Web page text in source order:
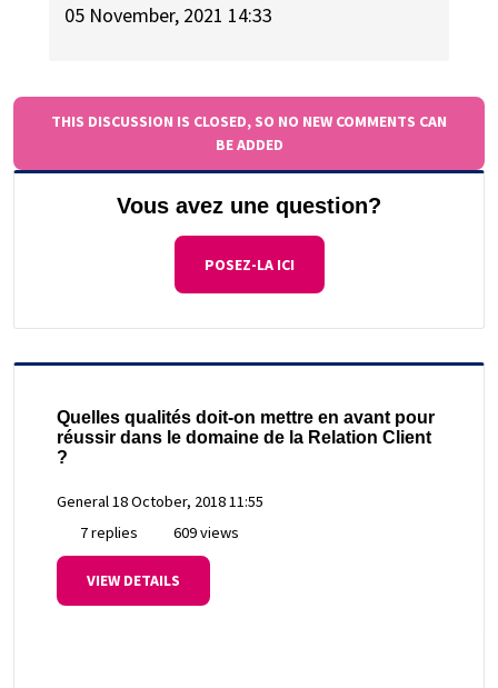
05 November, 2021 14:33
THIS DISCUSSION IS CLOSED, SO NO NEW COMMENTS CAN
BE ADDED
Vous avez une question?
POSEZ-LA ICI
Quelles qualités doit-on mettre en avant pour
réussir dans le domaine de la Relation Client
?
General 18 October, 2018 11:55
7 replies
609 views
VIEW DETAILS